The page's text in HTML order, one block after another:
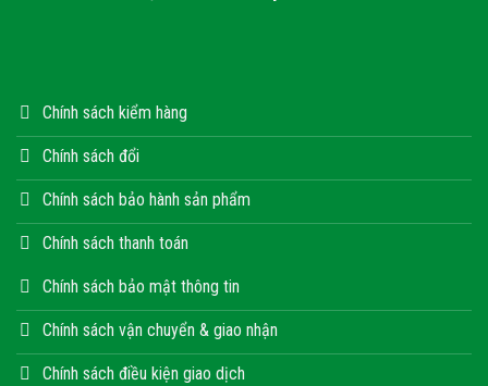
Chính sách kiểm hàng
Chính sách đổi
Chính sách bảo hành sản phẩm
Chính sách thanh toán
Chính sách bảo mật thông tin
Chính sách vận chuyển & giao nhận
Chính sách điều kiện giao dịch